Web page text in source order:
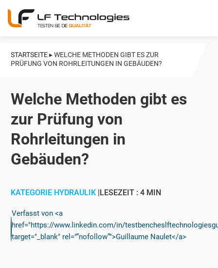
STARTSEITE▸WELCHE METHODEN GIBT ES ZUR
PRÜFUNG VON ROHRLEITUNGEN IN GEBÄUDEN?
Welche Methoden gibt es
zur Prüfung von
Rohrleitungen in
Gebäuden?
KATEGORIE HYDRAULIK LESEZEIT : 4 MIN
Verfasst von <a
href="https://www.linkedin.com/in/
target="_blank" rel="”nofollow”">Guillaume Naulet</a>